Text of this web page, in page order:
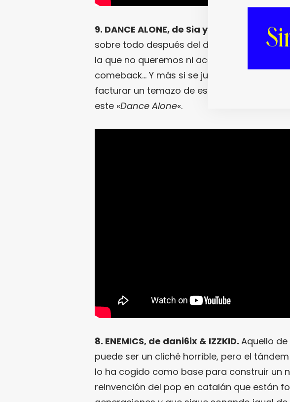
9. DANCE ALONE, de Sia y Kylie Minogue. Sia
sobre todo después del desbarre que
la que no queremos ni acordarnos. Pero,
comeback… Y más si se junta con una diosa
facturar un temazo de esos que te hacen
este «Dance Alone«.
8. ENEMICS, de dani6ix & IZZKID. Aquello
puede ser un cliché horrible, pero el
lo ha cogido como base para construir un
reinvención del pop en catalán que están